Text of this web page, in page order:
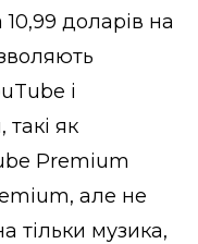
доларів на
і
як
Premium
але не
тільки музика,